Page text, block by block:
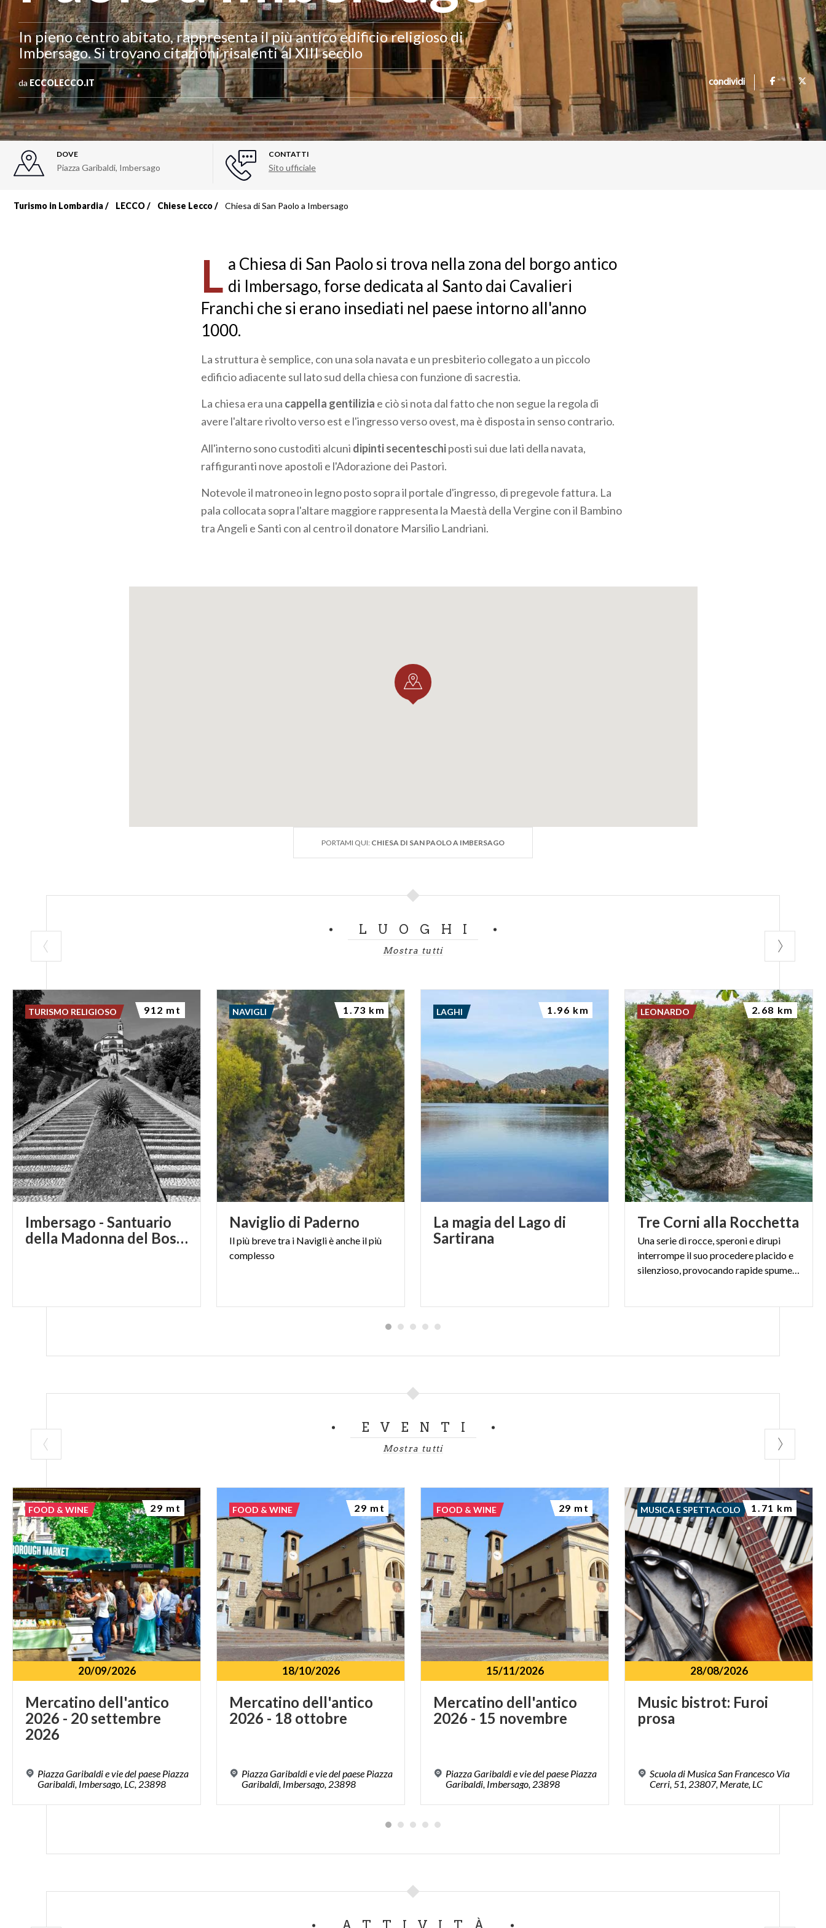
In pieno centro abitato, rappresenta il più antico edificio religioso di
Imbersago. Si trovano citazioni risalenti al XIII secolo
da ECCOLECCO.IT condividi
DOVE
Piazza Garibaldi, Imbersago
CONTATTI
Sito ufficiale
Turismo in Lombardia LECCO Chiese Lecco Chiesa di San Paolo a Imbersago
L a Chiesa di San Paolosi trova nella zona del borgo antico
di Imbersago, forse dedicata al Santo dai Cavalieri
Franchi che si erano insediati nel paese intorno all'anno
1000.
La struttura è semplice, con una sola navata e un presbiterio collegato a un piccolo
edificio adiacente sul lato sud della chiesa con funzione di sacrestia.
La chiesa era una cappella gentilizia e ciò si nota dal fatto che non segue la regola di
avere l'altare rivolto verso est e l'ingresso verso ovest, ma è disposta in senso contrario.
All'interno sono custoditi alcuni dipinti secenteschiposti sui due lati della navata,
raffiguranti nove apostoli e l'Adorazione dei Pastori.
Notevole il matroneo in legno posto sopra il portale d'ingresso, di pregevole fattura. La
pala collocata sopra l'altare maggiore rappresenta la Maestà della Vergine con il Bambino
tra Angeli e Santi con al centro il donatore Marsilio Landriani.
PORTAMI QUI: CHIESA DI SAN PAOLO A IMBERSAGO
LUOGHI
Mostra tutti
Imbersago - Santuario
della Madonna del Bosco
TURISMO RELIGIOSO 912 mt
Naviglio di Paderno
Ilpiù brevetra i Naviglièanche ilpiù
complesso
NAVIGLI 1.73 km
La magia del Lago di
Sartirana
LAGHI 1.96 km
Tre Corni alla Rocchetta
Una serie di rocce, speroni e dirupi
interrompe il suo procedere placido e
silenzioso, provocando rapide spumeggianti
LEONARDO 2.68 km
EVENTI
Mostra tutti
20/09/2026
Mercatino dell'antico
2026 - 20 settembre
2026
Piazza Garibaldi e vie del paese Piazza
Garibaldi, Imbersago, LC, 23898
FOOD & WINE 29 mt
18/10/2026
Mercatino dell'antico
2026 - 18 ottobre
Piazza Garibaldi e vie del paese Piazza
Garibaldi, Imbersago, 23898
FOOD & WINE 29 mt
15/11/2026
Mercatino dell'antico
2026 - 15 novembre
Piazza Garibaldi e vie del paese Piazza
Garibaldi, Imbersago, 23898
FOOD & WINE 29 mt
28/08/2026
Music bistrot: Furoi
prosa
Scuola di Musica San Francesco Via
Cerri, 51, 23807, Merate, LC
MUSICA E SPETTACOLO 1.71 km